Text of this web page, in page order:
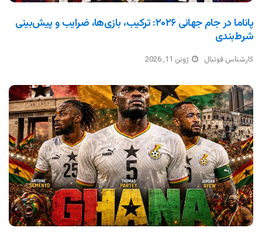
پاناما در جام جهانی ۲۰۲۶: ترکیب، بازی‌ها، ضرایب و پیش‌بینی
شرط‌بندی
کارشناس فوتبال ژوئن 11, 2026